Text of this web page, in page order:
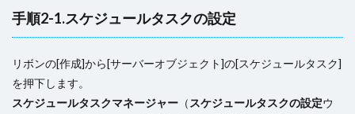
手順2-1.スケジュールタスクの設定
リボンの[作成]から[サーバーオブジェクト]の[スケジュールタスク]
を押下します。
スケジュールタスクマネージャー （ スケジュールタスクの設定ウ